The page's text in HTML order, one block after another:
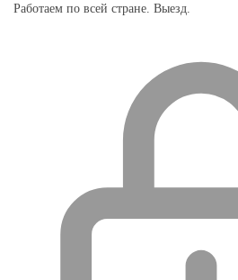
Работаем по всей стране. Выезд.